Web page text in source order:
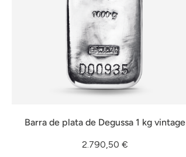
Barra de plata de Degussa 1 kg vintage
2.790,50 €